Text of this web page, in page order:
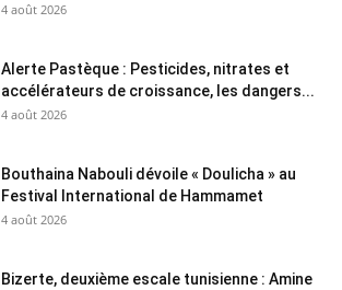
4 août 2026
Alerte Pastèque : Pesticides, nitrates et
accélérateurs de croissance, les dangers...
4 août 2026
Bouthaina Nabouli dévoile « Doulicha » au
Festival International de Hammamet
4 août 2026
Bizerte, deuxième escale tunisienne : Amine